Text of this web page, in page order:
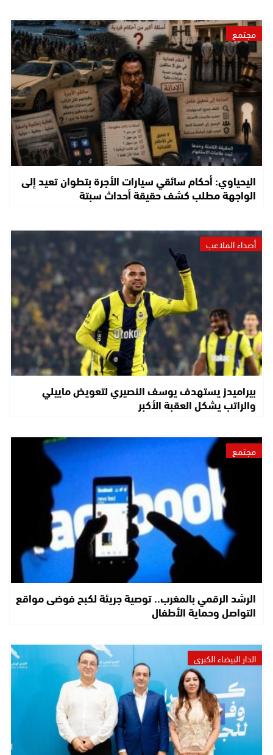
مجتمع
اليحياوي: أحكام سائقي سيارات الأجرة بتطوان تعيد إلى
الواجهة مطلب كشف حقيقة أحداث سبتة
أصداء الملاعب
بيراميدز يستهدف يوسف النصيري لتعويض ماييلي
والراتب يشكل العقبة الأكبر
مجتمع
الرشد الرقمي بالمغرب.. توصية جريئة لكبح فوضى مواقع
التواصل وحماية الأطفال
الدار البيضاء الكبرى